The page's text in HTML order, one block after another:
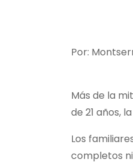
Por:
Más de la
de 21 años,
Los
completos